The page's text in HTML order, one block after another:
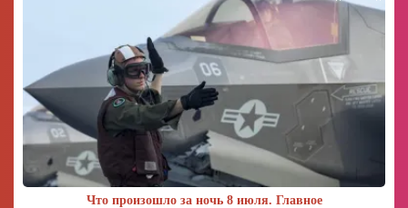
Что произошло за ночь 8 июля. Главное